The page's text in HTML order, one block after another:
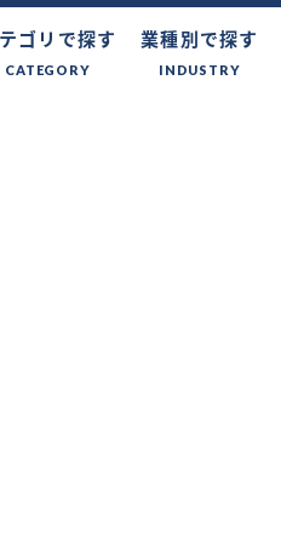
ゴリで探す
CATEGORY
業種別で探す
INDUSTRY